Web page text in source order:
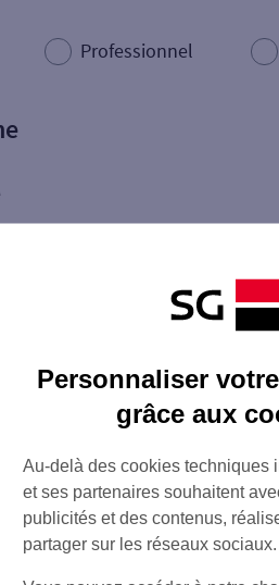
Professionnel
billets € Dépôt
monnaie €
Personnaliser
grâce aux
Au-delà des cookies techniques
et ses partenaires souhaitent
publicités et des contenus,
partager sur les réseaux sociaux.